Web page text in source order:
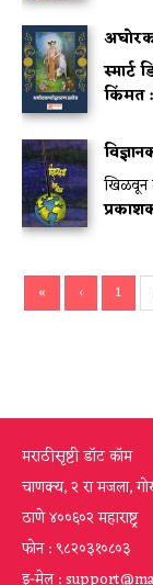
स्मार्ट
किंमत :
खिळवून
« ‹ 1
मराठीसृष्टी डॉट कॉम
चाणक्य, २ रा मजला,
ठाणे ४००६०२ महाराष्ट्र
फोन : ९८२०३१०८०३